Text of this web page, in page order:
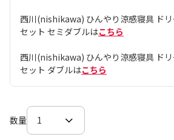
西川(nishikawa) ひんやり涼感寝具 ド
セット セミダブルはこちら
西川(nishikawa) ひんやり涼感寝具 ド
セット ダブルはこちら
数量